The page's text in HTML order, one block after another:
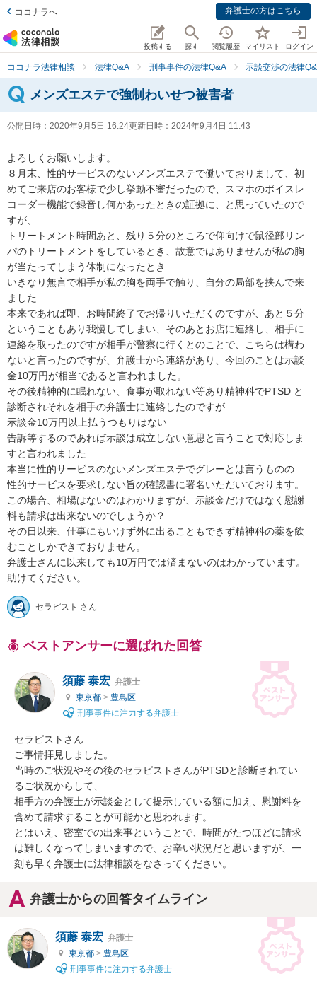
ココナラへ 弁護士の方はこちら
投稿する 探す 閲覧履歴 マイリスト ログイン
ココナラ法律相談 法律Q&A 刑事事件の法律Q&A 示談交渉の法律
メンズエステで強制わいせつ被害者
公開日時： 2020年9月5日 16:24更新日時： 2024年9月4日 11:43
よろしくお願いします。
８月末、性的サービスのないメンズエステで働いておりまして、初
めてご来店のお客様で少し挙動不審だったので、スマホのボイスレ
コーダー機能で録音し何かあったときの証拠に、と思っていたので
すが、
トリートメント時間あと、残り５分のところで仰向けで鼠径部リン
パのトリートメントをしているとき、故意ではありませんが私の胸
が当たってしまう体制になったとき
いきなり無言で相手が私の胸を両手で触り、自分の局部を挟んで来
ました
本来であれば即、お時間終了でお帰りいただくのですが、あと５分
ということもあり我慢してしまい、そのあとお店に連絡し、相手に
連絡を取ったのですが相手が警察に行くとのことで、こちらは構わ
ないと言ったのですが、弁護士から連絡があり、今回のことは示談
金10万円が相当であると言われました。
その後精神的に眠れない、食事が取れない等あり精神科でPTSD と
診断されそれを相手の弁護士に連絡したのですが
示談金10万円以上払うつもりはない
告訴等するのであれば示談は成立しない意思と言うことで対応しま
すと言われました
本当に性的サービスのないメンズエステでグレーとは言うものの
性的サービスを要求しない旨の確認書に署名いただいております。
この場合、相場はないのはわかりますが、示談金だけではなく慰謝
料も請求は出来ないのでしょうか？
その日以来、仕事にもいけず外に出ることもできず精神科の薬を飲
むことしかできておりません。
弁護士さんに以来しても10万円では済まないのはわかっています。
助けてください。
セラピスト さん
ベストアンサーに選ばれた回答
須藤 泰宏 弁護士
東京都 > 豊島区
刑事事件に注力する弁護士
セラピストさん
ご事情拝見しました。
当時のご状況やその後のセラピストさんがPTSDと診断されてい
るご状況からして、
相手方の弁護士が示談金として提示している額に加え、慰謝料を
含めて請求することが可能かと思われます。
とはいえ、密室での出来事ということで、時間がたつほどに請求
は難しくなってしまいますので、お辛い状況だと思いますが、一
刻も早く弁護士に法律相談をなさってください。
弁護士からの回答タイムライン
須藤 泰宏 弁護士
東京都 > 豊島区
刑事事件に注力する弁護士